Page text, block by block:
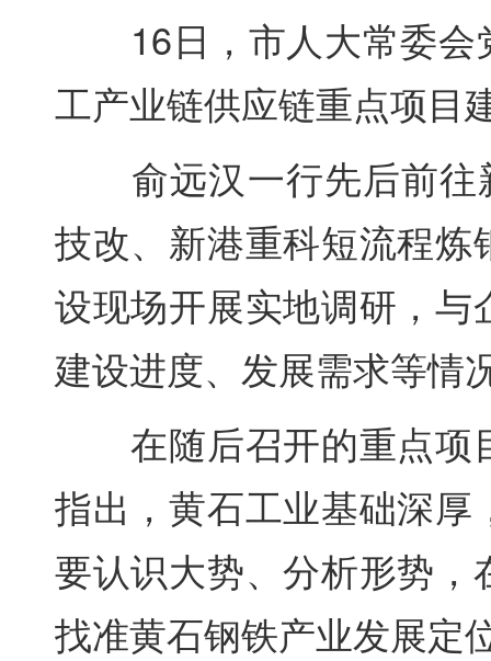
16日，市人大常委会
工产业链供应链重点项目
俞远汉一行先后前往
技改、新港重科短流程
设现场开展实地调研，
建设进度、发展需求等情
在随后召开的重点项
指出，黄石工业基础深
要认识大势、分析形势
找准黄石钢铁产业发展定